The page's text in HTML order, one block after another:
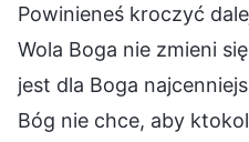
Powinieneś kroczyć
Wola Boga nie zmieni
jest dla Boga
Bóg nie chce, aby